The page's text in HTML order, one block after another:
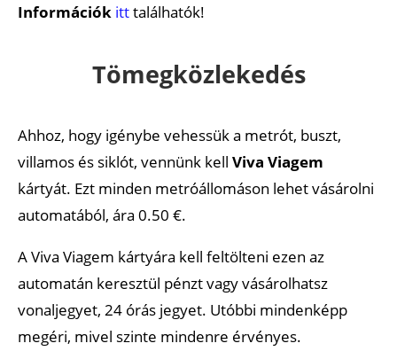
Információk itttalálhatók!
Tömegközlekedés
Ahhoz, hogy igénybe vehessük a metrót, buszt,
villamos és siklót, vennünk kell Viva Viagem
kártyát. Ezt minden metróállomáson lehet vásárolni
automatából, ára 0.50 €.
A Viva Viagem kártyára kell feltölteni ezen az
automatán keresztül pénzt vagy vásárolhatsz
vonaljegyet, 24 órás jegyet. Utóbbi mindenképp
megéri, mivel szinte mindenre érvényes.